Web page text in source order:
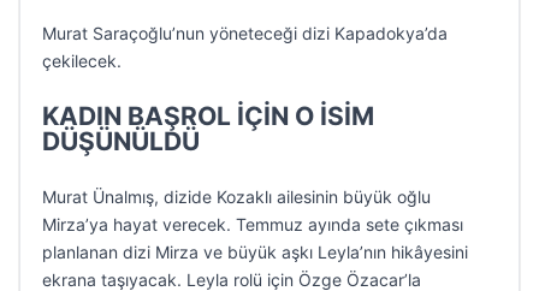
Murat Saraçoğlu’nun yöneteceği dizi Kapadokya’da
çekilecek.
KADIN BAŞROL İÇİN O İSİM
DÜŞÜNÜLDÜ
Murat Ünalmış, dizide Kozaklı ailesinin büyük oğlu
Mirza’ya hayat verecek. Temmuz ayında sete çıkması
planlanan dizi Mirza ve büyük aşkı Leyla’nın hikâyesini
ekrana taşıyacak. Leyla rolü için Özge Özacar’la